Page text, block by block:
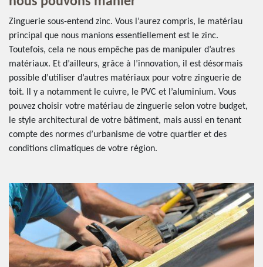
Zinguerie sous-entend zinc. Vous l’aurez compris, le matériau
principal que nous manions essentiellement est le zinc.
Toutefois, cela ne nous empêche pas de manipuler d’autres
matériaux. Et d’ailleurs, grâce à l’innovation, il est désormais
possible d’utiliser d’autres matériaux pour votre zinguerie de
toit. Il y a notamment le cuivre, le PVC et l’aluminium. Vous
pouvez choisir votre matériau de zinguerie selon votre budget,
le style architectural de votre bâtiment, mais aussi en tenant
compte des normes d’urbanisme de votre quartier et des
conditions climatiques de votre région.